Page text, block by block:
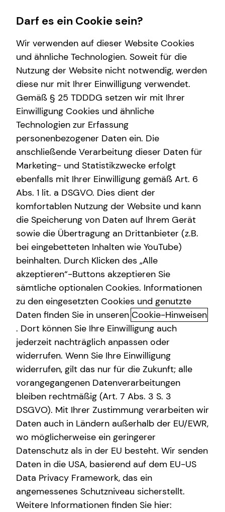
Wissenswertes
Über mich
Über tecis
Interview
Podcast
Finanzberatung
Videoberatung
Altersvorsorge
Investment
Betriebliche Altersvorsorge
Kapitalanlage Immobilien
Expat
Arbeitskraftabsicherung
Sach- und Vermögenssicherung
Spezialisten-Netzwerk
Private Krankenvorsorge
Immobilienfinanzierung
Gewerbliche Versicherungen
Kindervorsorge
Karriere-Infos
Karrierechancen
Initiativbewerbung
Service
Kundenportal
Schadenabwicklung
Mit mytecis – Finanzen und
Versicherungen digital verwalten
Mit mytecis hast du deine Finanzen, Versicherungen und
wichtigen Dokumente jederzeit im Blick.
Verwalte deine Verträge, behalte deine Konten und
Depots im Überblick und stehe jederzeit mit mir in
Darf es ein Cookie sein?
Wir verwenden auf dieser Website Cookies
und ähnliche Technologien. Soweit für die
Nutzung der Website nicht notwendig, werden
diese nur mit Ihrer Einwilligung verwendet.
Gemäß § 25 TDDDG setzen wir mit Ihrer
Einwilligung Cookies und ähnliche
Technologien zur Erfassung
personenbezogener Daten ein. Die
anschließende Verarbeitung dieser Daten für
Marketing- und Statistikzwecke erfolgt
ebenfalls mit Ihrer Einwilligung gemäß Art. 6
Abs. 1 lit. a DSGVO. Dies dient der
komfortablen Nutzung der Website und kann
die Speicherung von Daten auf Ihrem Gerät
sowie die Übertragung an Drittanbieter (z.B.
bei eingebetteten Inhalten wie YouTube)
beinhalten. Durch Klicken des „Alle
akzeptieren“-Buttons akzeptieren Sie
sämtliche optionalen Cookies. Informationen
zu den eingesetzten Cookies und genutzte
Daten finden Sie in unseren Cookie-Hinweisen
. Dort können Sie Ihre Einwilligung auch
jederzeit nachträglich anpassen oder
widerrufen. Wenn Sie Ihre Einwilligung
widerrufen, gilt das nur für die Zukunft; alle
vorangegangenen Datenverarbeitungen
bleiben rechtmäßig (Art. 7 Abs. 3 S. 3
DSGVO). Mit Ihrer Zustimmung verarbeiten wir
Daten auch in Ländern außerhalb der EU/EWR,
wo möglicherweise ein geringerer
Datenschutz als in der EU besteht. Wir senden
Daten in die USA, basierend auf dem EU-US
Data Privacy Framework, das ein
angemessenes Schutzniveau sicherstellt.
Weitere Informationen finden Sie hier: